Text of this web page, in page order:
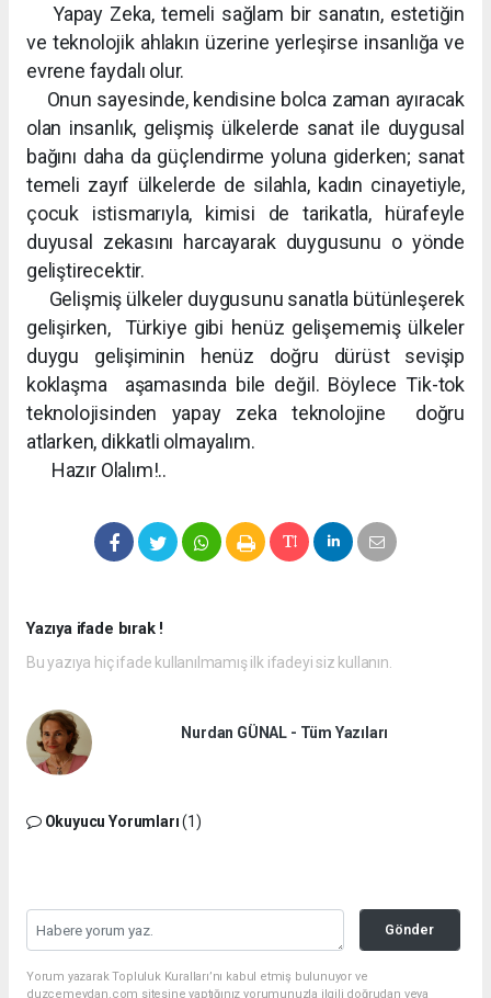
Yapay Zeka, temeli sağlam bir sanatın, estetiğin
ve teknolojik ahlakın üzerine yerleşirse insanlığa ve
evrene faydalı olur.
Onun sayesinde, kendisine bolca zaman ayıracak
olan insanlık, gelişmiş ülkelerde sanat ile duygusal
bağını daha da güçlendirme yoluna giderken; sanat
temeli zayıf ülkelerde de silahla, kadın cinayetiyle,
çocuk istismarıyla, kimisi de tarikatla, hürafeyle
duyusal zekasını harcayarak duygusunu o yönde
geliştirecektir.
Gelişmiş ülkeler duygusunu sanatla bütünleşerek
gelişirken, Türkiye gibi henüz gelişememiş ülkeler
duygu gelişiminin henüz doğru dürüst sevişip
koklaşma aşamasında bile değil. Böylece Tik-tok
teknolojisinden yapay zeka teknolojine doğru
atlarken, dikkatli olmayalım.
Hazır Olalım!..
Yazıya ifade bırak !
Bu yazıya hiç ifade kullanılmamış ilk ifadeyi siz kullanın.
Nurdan GÜNAL - Tüm Yazıları
Okuyucu Yorumları(1)
Gönder
Yorum yazarak Topluluk Kuralları’nı kabul etmiş bulunuyor ve
duzcemeydan.com sitesine yaptığınız yorumunuzla ilgili doğrudan veya